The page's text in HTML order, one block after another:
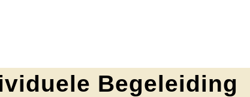
Begeleiding